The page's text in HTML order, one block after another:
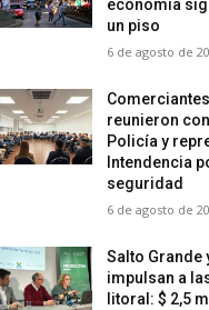
economía
un piso
6 de agosto de
reunieron
Policía y
Intendencia
seguridad
6 de agosto de
Salto Grande
impulsan a
litoral: $ 2,5